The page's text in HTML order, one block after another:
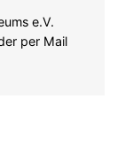
e.V.
per Mail